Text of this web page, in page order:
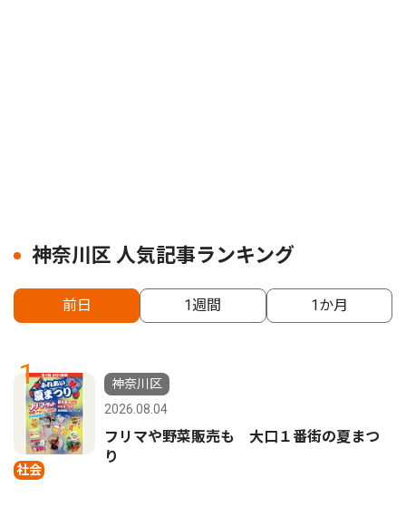
神奈川区 人気記事ランキング
前日 1週間 1か月
1
社会
神奈川区
2026.08.04
フリマや野菜販売も 大口１番街の夏まつ
り